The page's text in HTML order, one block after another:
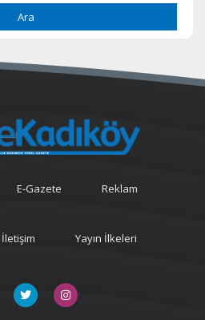
Ara
E-Gazete Reklam
İletişim Yayın İlkeleri